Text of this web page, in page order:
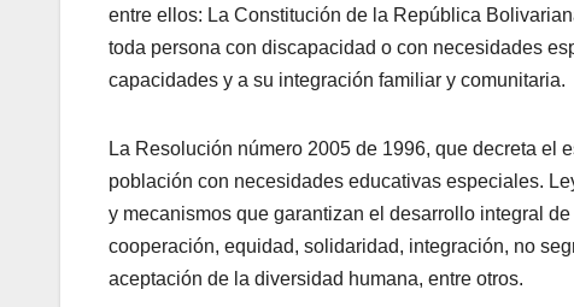
entre ellos: La Constitución de la República
toda persona con discapacidad o con necesidades
capacidades y a su integración familiar y comunitaria.
La Resolución número 2005 de 1996, que decreta el
población con necesidades educativas especiales.
y mecanismos que garantizan el desarrollo integral
cooperación, equidad, solidaridad, integración, no
aceptación de la diversidad humana, entre otros.